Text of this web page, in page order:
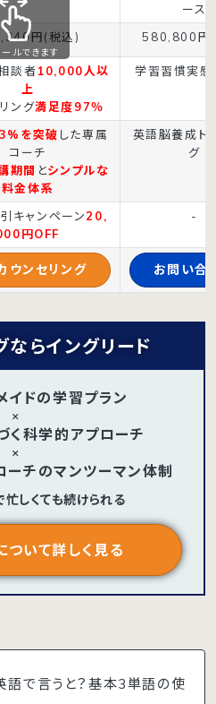
ース
円(税込) 580,800円
談者10,000人以
上
ング満足度97％
学習習慣実
を突破 した専属
コーチ
期間 とシンプルな
料金体系
英語脳養成ト
グ
キャンペーン20,
円OFF
-
ウンセリング お問い合
ルできます
らイングリード
イドの学習プラン
×
く科学的アプローチ
×
チのマンツーマン体制
しくても続けられる
ついて詳しく見る
英語で言うと？基本3単語の使